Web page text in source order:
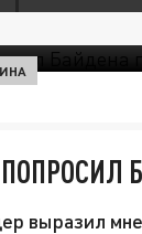
выразил